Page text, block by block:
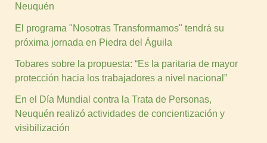
Neuquén
El programa "Nosotras Transformamos" tendrá su
próxima jornada en Piedra del Águila
Tobares sobre la propuesta: “Es la paritaria de mayor
protección hacia los trabajadores a nivel nacional”
En el Día Mundial contra la Trata de Personas,
Neuquén realizó actividades de concientización y
visibilización